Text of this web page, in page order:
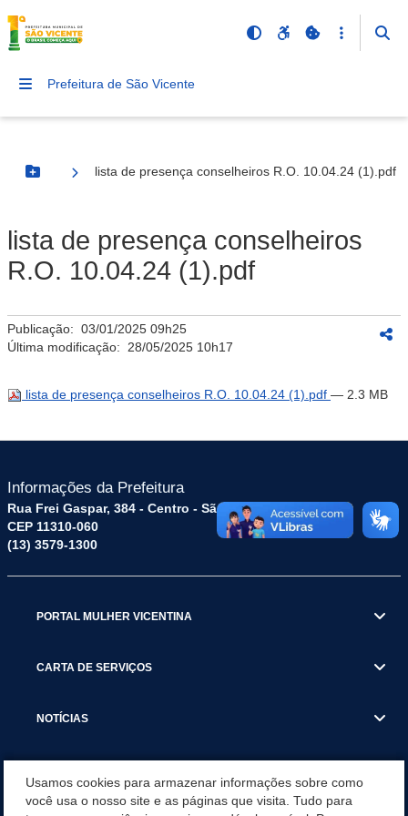
Prefeitura de São Vicente
Botão Menu
lista de presença conselheiros R.O. 10.04.24 (1).pdf
lista de presença conselheiros
R.O. 10.04.24 (1).pdf
Publicação: 03/01/2025 09h25
Última modificação: 28/05/2025 10h17
lista de presença conselheiros R.O. 10.04.24 (1).pdf — 2.3 MB
Informações da Prefeitura
Rua Frei Gaspar, 384 - Centro - São Vicente / SP
CEP 11310-060
(13) 3579-1300
PORTAL MULHER VICENTINA
CARTA DE SERVIÇOS
NOTÍCIAS
Usamos cookies para armazenar informações sobre como
você usa o nosso site e as páginas que visita. Tudo para